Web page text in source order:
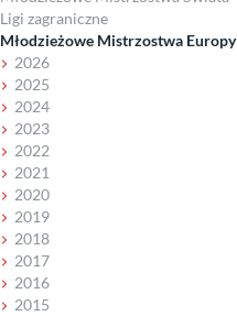
Ligi zagraniczne
Młodzieżowe Mistrzostwa Europy
2026
2025
2024
2023
2022
2021
2020
2019
2018
2017
2016
2015